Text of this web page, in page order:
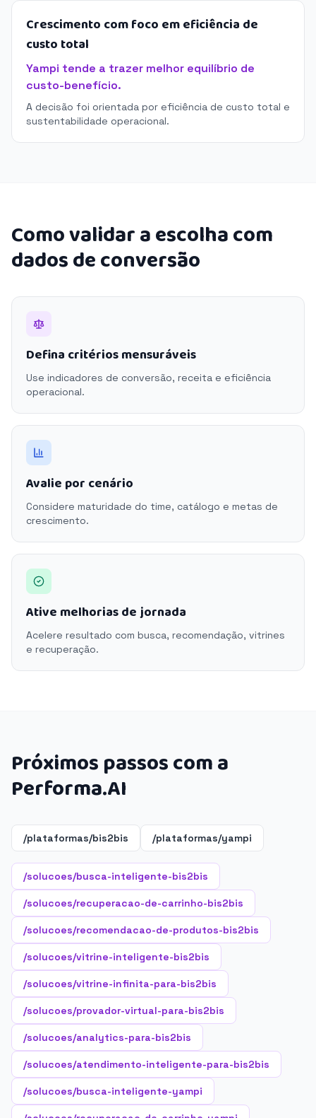
Crescimento com foco em eficiência de
custo total
Yampi tende a trazer melhor equilíbrio de
custo-benefício.
A decisão foi orientada por eficiência de custo total e
sustentabilidade operacional.
Como validar a escolha com
dados de conversão
Defina critérios mensuráveis
Use indicadores de conversão, receita e eficiência
operacional.
Avalie por cenário
Considere maturidade do time, catálogo e metas de
crescimento.
Ative melhorias de jornada
Acelere resultado com busca, recomendação, vitrines
e recuperação.
Próximos passos com a
Performa.AI
/plataformas/bis2bis /plataformas/yampi
/solucoes/busca-inteligente-bis2bis
/solucoes/recuperacao-de-carrinho-bis2bis
/solucoes/recomendacao-de-produtos-bis2bis
/solucoes/vitrine-inteligente-bis2bis
/solucoes/vitrine-infinita-para-bis2bis
/solucoes/provador-virtual-para-bis2bis
/solucoes/analytics-para-bis2bis
/solucoes/atendimento-inteligente-para-bis2bis
/solucoes/busca-inteligente-yampi